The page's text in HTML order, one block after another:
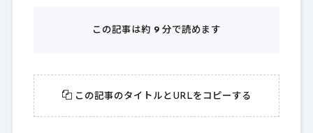
この記事は約 9 分で読めます
この記事のタイトルとURLをコピーする